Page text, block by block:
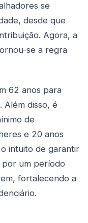
se
desde que
Agora, a
se a regra
62 anos para
Além disso, é
de
e 20 anos
intuito de garantir
um período
fortalecendo a